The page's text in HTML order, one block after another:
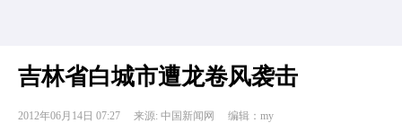
吉林省白城市遭龙卷风袭击
2012年06月14日 07:27 来源: 中国新闻网 编辑：my